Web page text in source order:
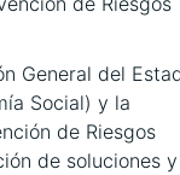
General del
Social) y la
de Riesgos
de soluciones y